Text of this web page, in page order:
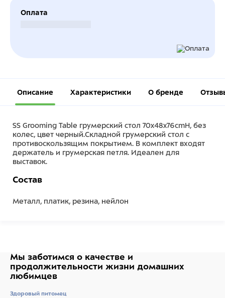
Оплата
Описание Характеристики О бренде
SS Grooming Table грумерский стол 70x48x76cmH, без
колес, цвет черный.Складной грумерский стол с
противоскользящим покрытием. В комплект входят
держатель и грумерская петля. Идеален для
выставок.
Состав
Металл, платик, резина, нейлон
Мы заботимся о качестве и
продолжительности жизни домашних
любимцев
Здоровый питомец